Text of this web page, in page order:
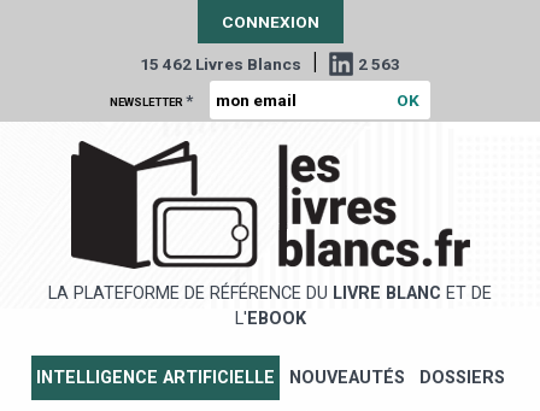
CONNEXION
15 462 Livres Blancs | 2 563
NEWSLETTER *
LA PLATEFORME DE RÉFÉRENCE DU LIVRE BLANC ET DE
L' EBOOK
INTELLIGENCE ARTIFICIELLE NOUVEAUTÉS DOSSIERS